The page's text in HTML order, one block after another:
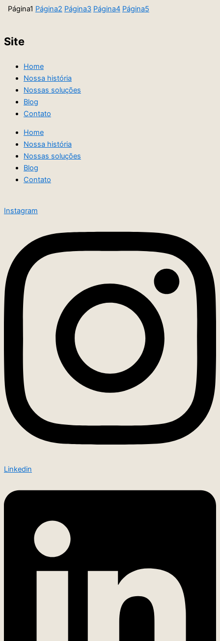
Página1 Página2 Página3 Página4 Página5
Site
Home
Nossa história
Nossas soluções
Blog
Contato
Home
Nossa história
Nossas soluções
Blog
Contato
Instagram
Linkedin